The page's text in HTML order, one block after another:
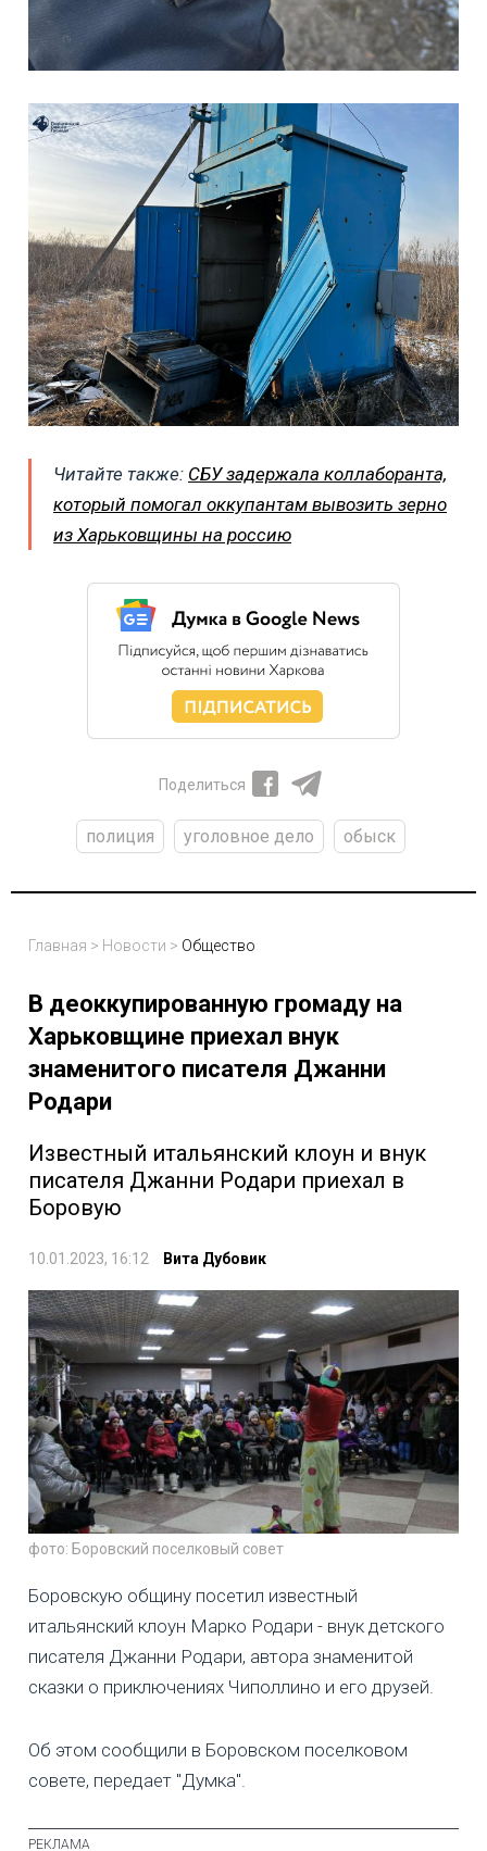
Читайте также: СБУ задержала коллаборанта,
который помогал оккупантам вывозить зерно
из Харьковщины на россию
Поделиться
полиция уголовное дело обыск
Главная > Новости > Общество
В деоккупированную громаду на
Харьковщине приехал внук
знаменитого писателя Джанни
Родари
Известный итальянский клоун и внук
писателя Джанни Родари приехал в
Боровую
10.01.2023, 16:12 Вита Дубовик
фото: Боровский поселковый совет
Боровскую общину посетил известный
итальянский клоун Марко Родари - внук детского
писателя Джанни Родари, автора знаменитой
сказки о приключениях Чиполлино и его друзей.
Об этом сообщили в Боровском поселковом
совете, передает "Думка".